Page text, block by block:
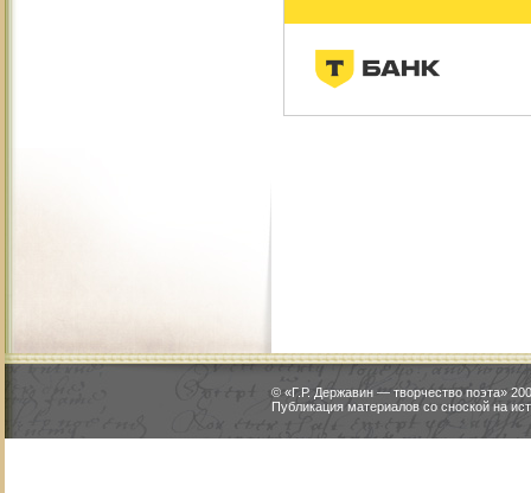
© «Г.Р. Державин — творчество поэта»
Публикация материалов со сноской на